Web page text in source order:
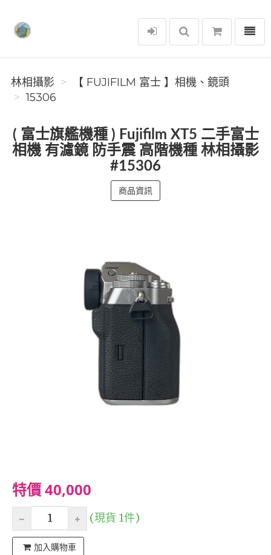
林相攝影
選單
林相攝影
【 FUJIFILM 富士 】相機、鏡頭
15306
( 富士旗艦機種 ) Fujifilm XT5 二手富士
相機 有濾鏡 防手震 高階機種 林相攝影
#15306
商品資訊
特價 40,000
(現貨 1件)
加入購物車